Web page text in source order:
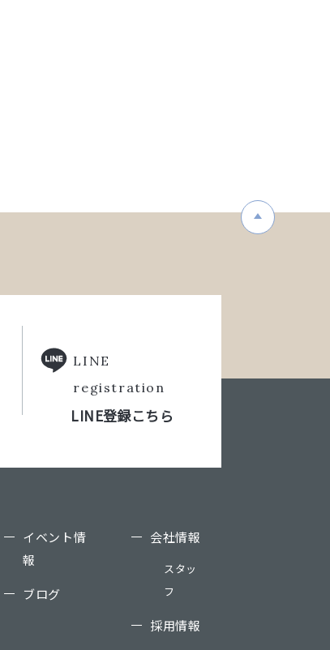
LINE
registration
LINE登録こちら
イベント情
報
ブログ
会社情報
スタッ
フ
採用情報